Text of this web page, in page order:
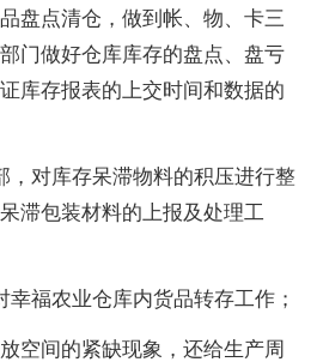
盘点清仓，做到帐、物、卡三
门做好仓库库存的盘点、盘亏
库存报表的上交时间和数据的
，对库存呆滞物料的积压进行整
滞包装材料的上报及处理工
幸福农业仓库内货品转存工作；
空间的紧缺现象，还给生产周